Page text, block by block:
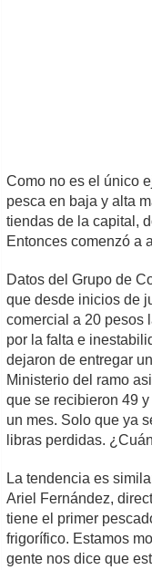
Como no es el único
pesca en baja y alta
tiendas de la capital,
Entonces comenzó a
Datos del Grupo de
que desde inicios de
comercial a 20 pesos
por la falta e
dejaron de entregar
Ministerio del ramo
que se recibieron 49
un mes. Solo que ya
libras perdidas.
La tendencia es
Ariel Fernández,
tiene el primer
frigorífico. Estamos
gente nos dice que